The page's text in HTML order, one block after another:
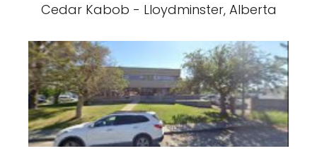
Cedar Kabob - Lloydminster, Alberta